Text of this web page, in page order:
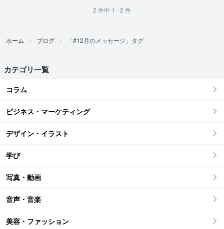
2 件中 1 - 2 件
ホーム ブログ 「#12月のメッセージ」タグ
カテゴリ一覧
コラム
ビジネス・マーケティング
デザイン・イラスト
学び
写真・動画
音声・音楽
美容・ファッション